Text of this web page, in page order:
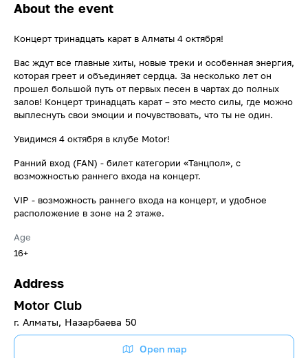
About the event
Концерт тринадцать карат в Алматы 4 октября!
Вас ждут все главные хиты, новые треки и особенная энергия,
которая греет и объединяет сердца. За несколько лет он
прошел большой путь от первых песен в чартах до полных
залов! Концерт тринадцать карат – это место силы, где можно
выплеснуть свои эмоции и почувствовать, что ты не один.
Увидимся 4 октября в клубе Motor!
Ранний вход (FAN) - билет категории «Танцпол», с
возможностью раннего входа на концерт.
VIP - возможность раннего входа на концерт, и удобное
расположение в зоне на 2 этаже.
Age
16+
Address
Motor Club
г. Алматы, Hазарбаева 50
Open map